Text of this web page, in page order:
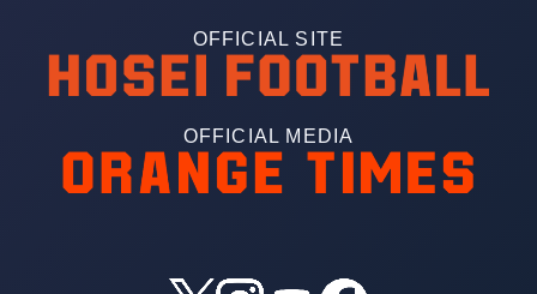
OFFICIAL SITE
OFFICIAL MEDIA